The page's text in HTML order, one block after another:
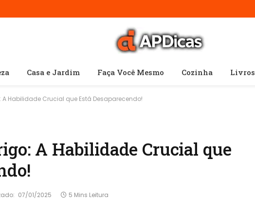
Casa e Jardim Faça Você Mesmo Cozinha Livros
A Habilidade Crucial que Está Desaparecendo!
A Habilidade Crucial que
07/01/2025 5 Mins Leitura